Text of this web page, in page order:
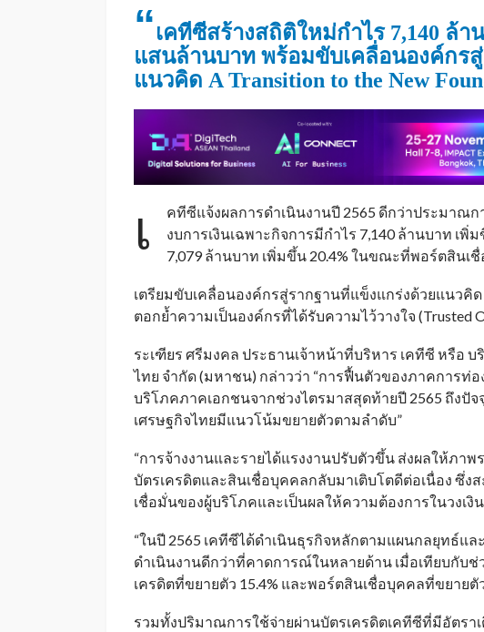
“เคทีซีสร้างสถิติใหม่กำไร 7,140 ล้
แสนล้านบาท พร้อมขับเคลื่อนองค์กร
แนวคิด A Transition to the New
เ
คทีซีแจ้งผลการดำเนินงานปี 2565 ดีกว่าประมาณ
งบการเงินเฉพาะกิจการมีกำไร 7,140 ล้านบาท เพิ่
7,079 ล้านบาท เพิ่มขึ้น 20.4% ในขณะที่พอร์ตสินเ
เตรียมขับเคลื่อนองค์กรสู่รากฐานที่แข็งแกร่งด้วยแนวคิด
ตอกย้ำความเป็นองค์กรที่ได้รับความไว้วางใจ (Trusted
ระเฑียร ศรีมงคล ประธานเจ้าหน้าที่บริหาร เคทีซี หรือ บ
ไทย จำกัด (มหาชน) กล่าวว่า “การฟื้นตัวของภาคการท่อ
บริโภคภาคเอกชนจากช่วงไตรมาสสุดท้ายปี 2565 ถึงปัจ
เศรษฐกิจไทยมีแนวโน้มขยายตัวตามลำดับ”
“การจ้างงานและรายได้แรงงานปรับตัวขึ้น ส่งผลให้ภาพ
บัตรเครดิตและสินเชื่อบุคคลกลับมาเติบโตดีต่อเนื่อง ซึ่ง
เชื่อมั่นของผู้บริโภคและเป็นผลให้ความต้องการในวงเงิ
“ในปี 2565 เคทีซีได้ดำเนินธุรกิจหลักตามแผนกลยุทธ์แ
ดำเนินงานดีกว่าที่คาดการณ์ในหลายด้าน เมื่อเทียบกับ
เครดิตที่ขยายตัว 15.4% และพอร์ตสินเชื่อบุคคลที่ขยายตั
รวมทั้งปริมาณการใช้จ่ายผ่านบัตรเครดิตเคทีซีที่มีอัตราเ